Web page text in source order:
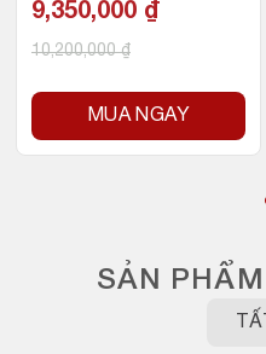
9,350,000 ₫
10,200,000₫
MUA NGAY
SẢN